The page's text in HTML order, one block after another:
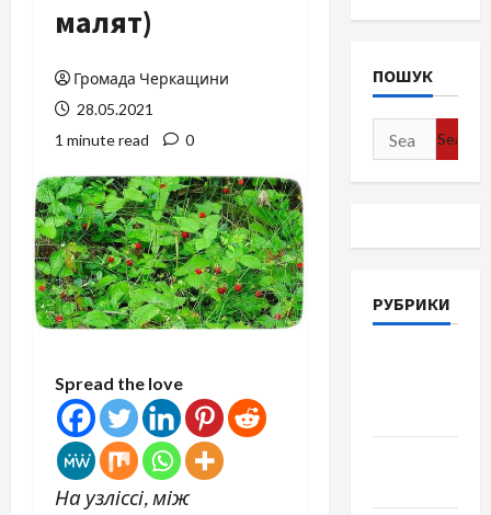
малят)
Громада Черкащини
28.05.2021
1 minute read
0
Spread the love
На узліссі, між
ПОШУК
Search
for:
РУБРИКИ